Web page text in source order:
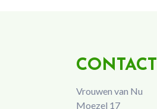
CONTACT
Vrouwen van Nu
Moezel 17